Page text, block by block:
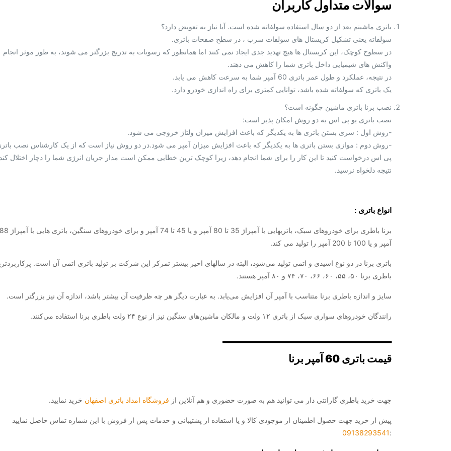
سوالات متداول کاربران
باتری ماشینم بعد از دو سال استفاده سولفاته شده است. آیا نیاز به تعویض دارد؟
سولفاته یعنی تشکیل کریستال های سولفات سرب ، در سطح صفحات باتری.
در سطوح کوچک، این کریستال ها هیچ تهدید جدی ایجاد نمی کنند اما همانطور که رسوبات به تدریج بزرگتر می شوند، به طور موثر انجام
واکنش های شیمیایی داخل باتری شما را کاهش می دهند.
در نتیجه، عملکرد و طول عمر باتری 60 آمپر شما به سرعت کاهش می یابد.
یک باتری که سولفاته شده باشد، توانایی کمتری برای راه اندازی خودرو دارد.
نصب برنا باتری ماشین چگونه است؟
نصب باتری یو پی اس به دو روش امکان پذیر است:
-روش اول : سری بستن باتری ها به یکدیگر که باعث افزایش میزان ولتاژ خروجی می شود.
-روش دوم : موازی بستن باتری ها به یکدیگر که باعث افزایش میزان آمپر می شود.در دو روش نیاز است که از یک کارشناس نصب
پی اس درخواست کنید تا این کار را برای شما انجام دهد، زیرا کوچک ترین خطایی ممکن است مدار جریان انرژی شما را دچار اختلال
نتیجه دلخواه نرسید.
انواع باتری :
آمپر و یا 100 تا 200 آمپر را تولید می کند.
باتری برنا در دو نوع اسیدی و اتمی تولید می‌شود، البته در سالهای اخیر بیشتر تمرکز این شرکت بر تولید باتری اتمی آن است.
باطری برنا ۵۰، ۵۵، ۶۰، ۶۶، ۷۰، ۷۴ و ۸۰ آمپر هستند.
سایز و اندازه باطری برنا متناسب با آمپر آن افزایش می‌یابد. به عبارت دیگر هر چه ظرفیت آن بیشتر باشد، اندازه آن نیز بزرگتر است.
رانندگان خودروهای سواری سبک از باتری ۱۲ ولت و مالکان ماشین‌های سنگین نیز از نوع ۲۴ ولت باطری برنا استفاده می‌کنند.
قیمت باتری 60 آمپر برنا
جهت خرید باطری گارانتی دار می توانید هم به صورت حضوری و هم آنلاین از فروشگاه امداد باتری اصفهان خرید نمایید.
پیش از خرید جهت حصول اطمینان از موجودی کالا و یا استفاده از پشتیبانی و خدمات پس از فروش با این شماره تماس حاصل نمایید
:
09138293541